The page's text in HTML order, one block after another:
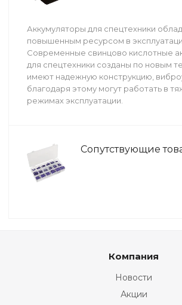
Аккумуляторы для спецтехники
повышенным ресурсом в
Современные свинцово кислотные
для спецтехники созданы по новым
имеют надежную конструкцию,
благодаря этому могут работать в
режимах эксплуатации.
Сопутствующие
Компания
Новости
Акции